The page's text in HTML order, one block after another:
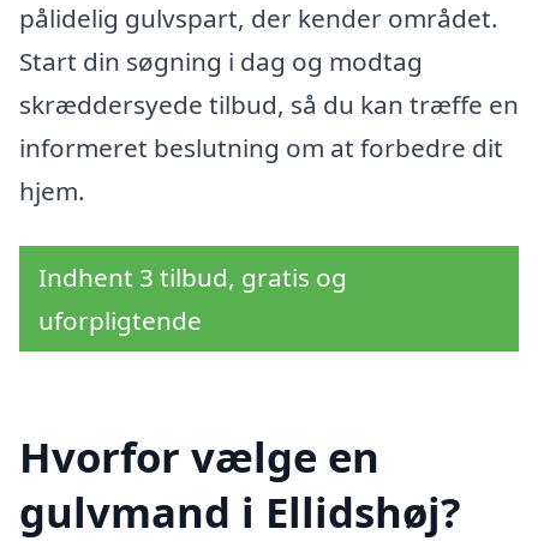
pålidelig gulvspart, der kender området.
Start din søgning i dag og modtag
skræddersyede tilbud, så du kan træffe en
informeret beslutning om at forbedre dit
hjem.
Indhent 3 tilbud, gratis og
uforpligtende
Hvorfor vælge en
gulvmand i Ellidshøj?